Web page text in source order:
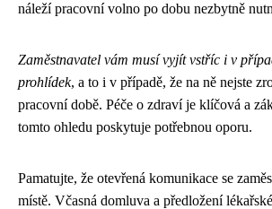
náleží pracovní volno po dobu nezbytně
Zaměstnavatel vám musí vyjít vstříc i v
prohlídek, a to i v případě, že na ně nejste
pracovní době. Péče o zdraví je klíčová a
tomto ohledu poskytuje potřebnou oporu.
Pamatujte, že otevřená komunikace se
místě. Včasná domluva a předložení